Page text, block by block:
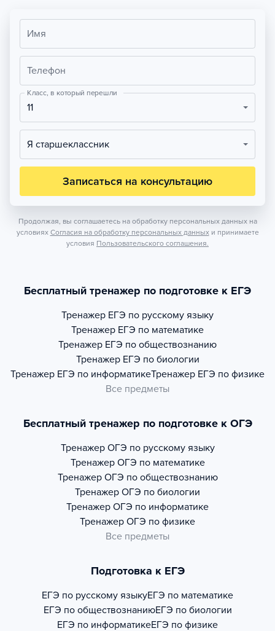
Имя
Телефон
Класс, в который перешли
11
Я старшеклассник
Записаться на консультацию
Продолжая, вы соглашаетесь на обработку персональных данных на
условиях Согласия на обработку персональных данных и принимаете
условия Пользовательского соглашения.
Бесплатный тренажер по подготовке к ЕГЭ
Тренажер ЕГЭ по русскому языку
Тренажер ЕГЭ по математике
Тренажер ЕГЭ по обществознанию
Тренажер ЕГЭ по биологии
Тренажер ЕГЭ по информатикеТренажер ЕГЭ по физике
Все предметы
Бесплатный тренажер по подготовке к ОГЭ
Тренажер ОГЭ по русскому языку
Тренажер ОГЭ по математике
Тренажер ОГЭ по обществознанию
Тренажер ОГЭ по биологии
Тренажер ОГЭ по информатике
Тренажер ОГЭ по физике
Все предметы
Подготовка к ЕГЭ
ЕГЭ по русскому языкуЕГЭ по математике
ЕГЭ по обществознаниюЕГЭ по биологии
ЕГЭ по информатикеЕГЭ по физике